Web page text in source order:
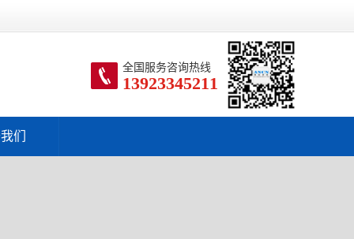
全国服务咨询热线
13923345211
们